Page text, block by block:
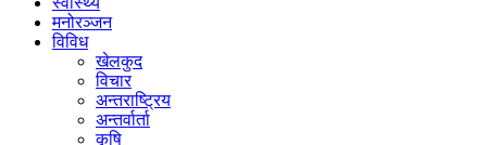
मनोरञ्जन
विविध
खेलकुद
विचार
अन्तराष्ट्रिय
अन्तर्वार्ता
कृषि